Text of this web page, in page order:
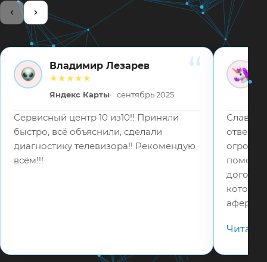
ВЛ
Владимир Лезарев
★★★★★
Яндекс Карты сентябрь 2025
Сервисный центр 10 из10!! Приняли
быстро, всё объяснили, сделали
диагностику телевизора!! Рекомендую
всём!!!
ВВ
Слава
помошь
Читать